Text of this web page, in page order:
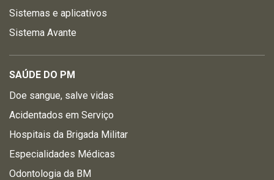
Sistemas e aplicativos
Sistema Avante
SAÚDE DO PM
Doe sangue, salve vidas
Acidentados em Serviço
Hospitais da Brigada Militar
Especialidades Médicas
Odontologia da BM